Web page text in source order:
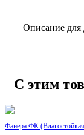
Описание для
С этим
Фанера ФК